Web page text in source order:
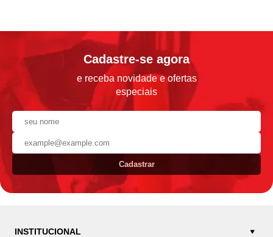
Cadastre-se agora
e receba novidade e ofertas
especiais
Cadastrar
INSTITUCIONAL